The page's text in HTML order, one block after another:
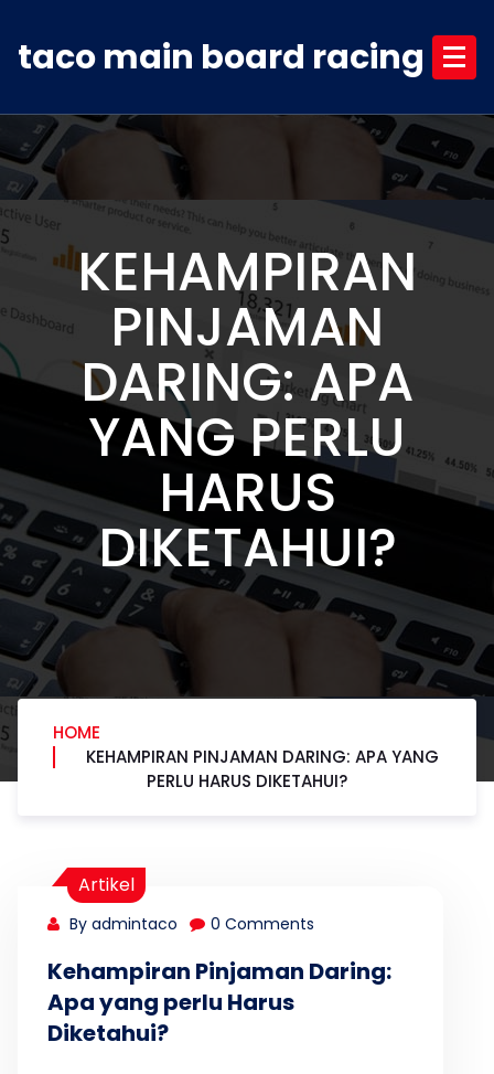
content
taco main board racing
KEHAMPIRAN
PINJAMAN
DARING: APA
YANG PERLU
HARUS
DIKETAHUI?
HOME
KEHAMPIRAN PINJAMAN DARING: APA YANG
PERLU HARUS DIKETAHUI?
Artikel
By admintaco 0 Comments
Kehampiran Pinjaman Daring:
Apa yang perlu Harus
Diketahui?